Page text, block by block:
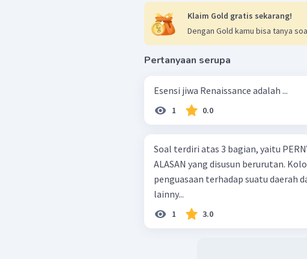
Klaim Gold gratis sekarang!
Dengan Gold kamu bisa tanya
Pertanyaan serupa
Esensi jiwa Renaissance adalah ...
1 0.0
Soal terdiri atas 3 bagian, yaitu
ALASAN yang disusun berurutan. Kolonialisme adalah penjajahan atau
penguasaan terhadap suatu daerah
lainny...
1 3.0